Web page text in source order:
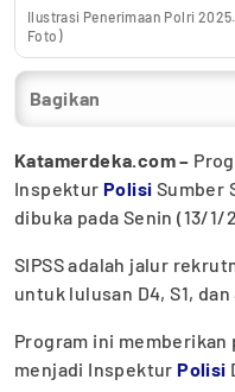
Ilustrasi Penerimaan Polri
Foto)
Bagikan
Katamerdeka.com –
InspekturPolisi Sumber
dibuka pada Senin (13/
SIPSS adalah jalur
untuk lulusan D4, S1,
Program ini
menjadi InspekturPolisi